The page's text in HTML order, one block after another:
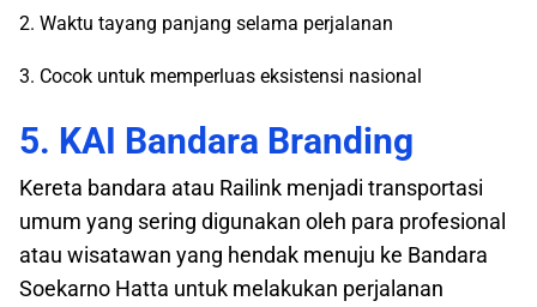
2. Waktu tayang panjang selama perjalanan
3. Cocok untuk memperluas eksistensi nasional
5. KAI Bandara Branding
Kereta bandara atau Railink menjadi transportasi
umum yang sering digunakan oleh para profesional
atau wisatawan yang hendak menuju ke Bandara
Soekarno Hatta untuk melakukan perjalanan